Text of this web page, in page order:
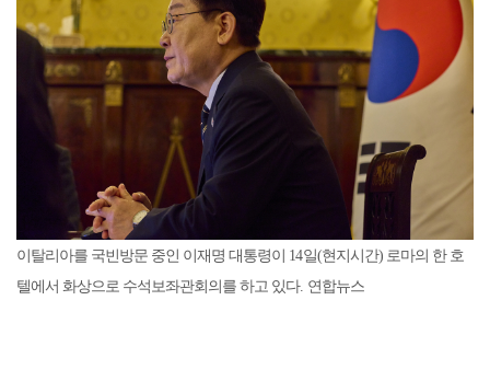
이탈리아를 국빈방문 중인 이재명 대통령이 14일(현지시간) 로마의 한 호
텔에서 화상으로 수석보좌관회의를 하고 있다. 연합뉴스